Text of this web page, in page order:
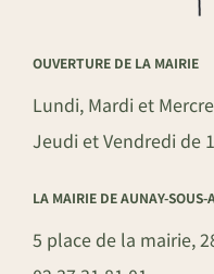
OUVERTURE DE LA MAIRIE
Lundi, Mardi et
Jeudi et Vendredi de
LA MAIRIE DE AUNAY-SOUS-
5 place de la mairie,